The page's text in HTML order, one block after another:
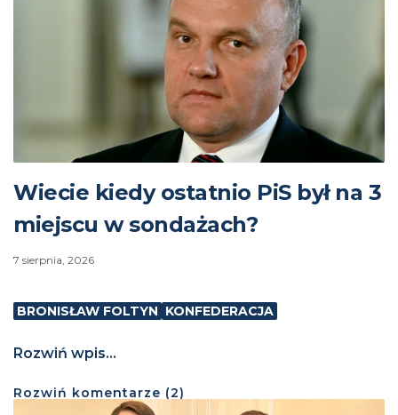
Wiecie kiedy ostatnio PiS był na 3
miejscu w sondażach?
7 sierpnia, 2026
BRONISŁAW FOLTYN KONFEDERACJA
Rozwiń wpis...
Rozwiń komentarze (2)